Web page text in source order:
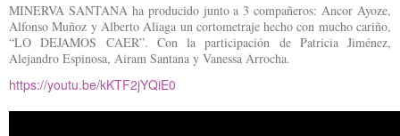
MINERVA SANTANA ha producido junto a 3 compañeros: Ancor Ayoze,
Alfonso Muñoz y Alberto Aliaga un cortometraje hecho con mucho cariño,
“LO DEJAMOS CAER”. Con la participación de Patricia Jiménez,
Alejandro Espinosa, Airam Santana y Vanessa Arrocha.
https://youtu.be/kKTF2jYQiE0